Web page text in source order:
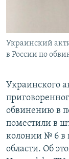
Украинский
в России по
Украинского
обвинению в
поместили в
колонии № 6 в
области. Об